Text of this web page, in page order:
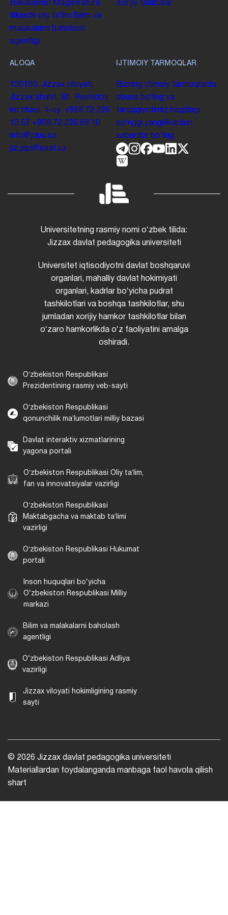
Bakalavriat Magistratura
Ikkinchi oliy taʼlim Bilim va
malakalarni baholash
agentligi
Xorijiy talabalar
ALOQA
130100. Jizzax viloyati,
Jizzax shahri, Sh. Rashidov
koʻchasi, 4-uy. +998 72 226
13 57 +998 72 226 68 10
info@jdpu.uz
jiz.jdpi@exat.uz
IJTIMOIY TARMOQLAR
Bizning ijtimoiy tarmoqlarda
obuna boʻling va
taraqqiyotimiz haqidagi
soʻnggi yangiliklardan
xabardor boʻling.
Universitetning rasmiy nomi oʻzbek tilida:
Jizzax davlat pedagogika universiteti
Universitet iqtisodiyotni davlat boshqaruvi
organlari, mahalliy davlat hokimiyati
organlari, kadrlar boʻyicha pudrat
tashkilotlari va boshqa tashkilotlar, shu
jumladan xorijiy hamkor tashkilotlar bilan
oʻzaro hamkorlikda oʻz faoliyatini amalga
oshiradi.
Oʻzbekiston Respublikasi
Prezidentining rasmiy veb-sayti
Oʻzbekiston Respublikasi
qonunchilik maʼlumotlari milliy bazasi
Davlat interaktiv xizmatlarining
yagona portali
Oʻzbekiston Respublikasi Oliy taʼlim,
fan va innovatsiyalar vazirligi
Oʻzbekiston Respublikasi
Maktabgacha va maktab taʼlimi
vazirligi
Oʻzbekiston Respublikasi Hukumat
portali
Inson huquqlari bo‘yicha
O‘zbekiston Respublikasi Milliy
markazi
Bilim va malakalarni baholash
agentligi
O‘zbekiston Respublikasi Adliya
vazirligi
Jizzax viloyati hokimligining rasmiy
sayti
© 2026 Jizzax davlat pedagogika universiteti
Materiallardan foydalanganda manbaga faol havola qilish
shart